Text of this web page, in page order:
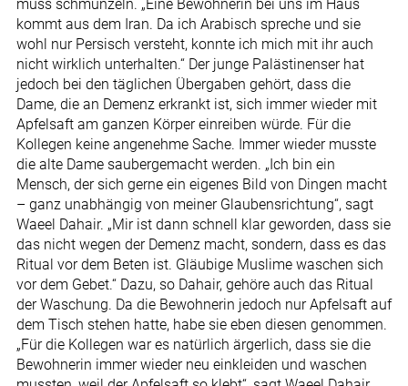
muss schmunzeln. „Eine Bewohnerin bei uns im Haus
kommt aus dem Iran. Da ich Arabisch spreche und sie
wohl nur Persisch versteht, konnte ich mich mit ihr auch
nicht wirklich unterhalten.“ Der junge Palästinenser hat
jedoch bei den täglichen Übergaben gehört, dass die
Dame, die an Demenz erkrankt ist, sich immer wieder mit
Apfelsaft am ganzen Körper einreiben würde. Für die
Kollegen keine angenehme Sache. Immer wieder musste
die alte Dame saubergemacht werden. „Ich bin ein
Mensch, der sich gerne ein eigenes Bild von Dingen macht
– ganz unabhängig von meiner Glaubensrichtung“, sagt
Waeel Dahair. „Mir ist dann schnell klar geworden, dass sie
das nicht wegen der Demenz macht, sondern, dass es das
Ritual vor dem Beten ist. Gläubige Muslime waschen sich
vor dem Gebet.“ Dazu, so Dahair, gehöre auch das Ritual
der Waschung. Da die Bewohnerin jedoch nur Apfelsaft auf
dem Tisch stehen hatte, habe sie eben diesen genommen.
„Für die Kollegen war es natürlich ärgerlich, dass sie die
Bewohnerin immer wieder neu einkleiden und waschen